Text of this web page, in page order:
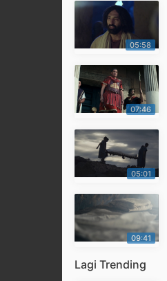
05:58
07:46
05:01
09:41
Lagi Trending